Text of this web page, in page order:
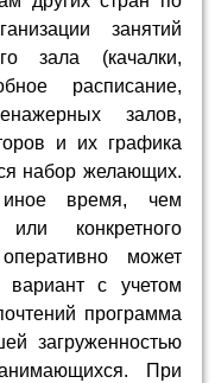
занятий
зала (качалки,
расписание,
залов,
и их графика
набор желающих.
иное время, чем
конкретного
может
вариант с учетом
программа
загруженностью
При